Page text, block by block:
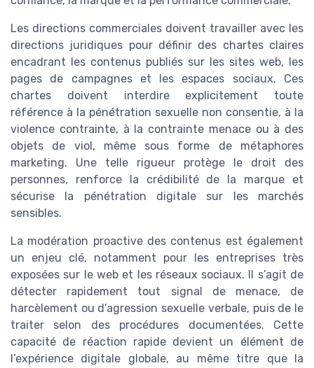
Les directions commerciales doivent travailler avec les
directions juridiques pour définir des chartes claires
encadrant les contenus publiés sur les sites web, les
pages de campagnes et les espaces sociaux. Ces
chartes doivent interdire explicitement toute
référence à la pénétration sexuelle non consentie, à la
violence contrainte, à la contrainte menace ou à des
objets de viol, même sous forme de métaphores
marketing. Une telle rigueur protège le droit des
personnes, renforce la crédibilité de la marque et
sécurise la pénétration digitale sur les marchés
sensibles.
La modération proactive des contenus est également
un enjeu clé, notamment pour les entreprises très
exposées sur le web et les réseaux sociaux. Il s’agit de
détecter rapidement tout signal de menace, de
harcèlement ou d’agression sexuelle verbale, puis de le
traiter selon des procédures documentées. Cette
capacité de réaction rapide devient un élément de
l’expérience digitale globale, au même titre que la